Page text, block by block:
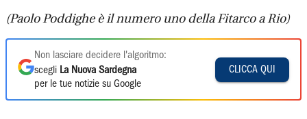
(Paolo Poddighe è il numero uno della Fitarco a Rio)
Non lasciare decidere l'algoritmo:
scegli La Nuova Sardegna
per le tue notizie su Google
CLICCA QUI